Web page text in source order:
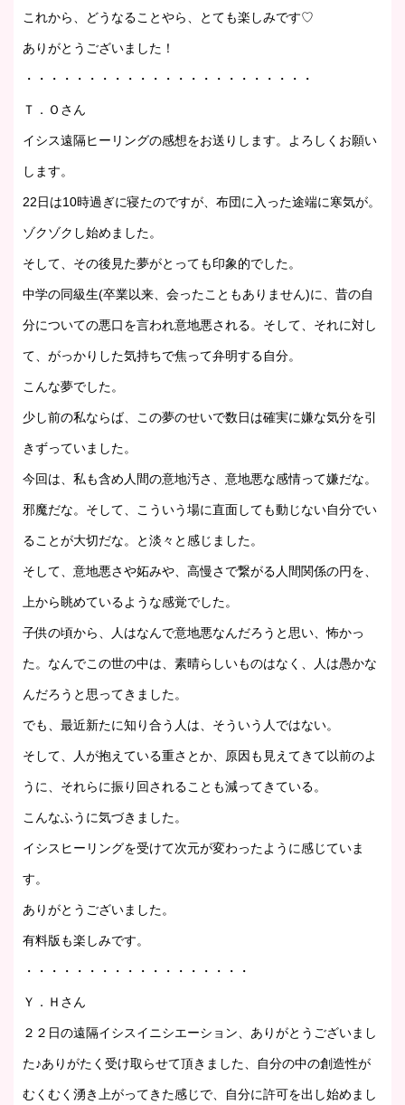
これから、どうなることやら、とても楽しみです♡
ありがとうございました！
・・・・・・・・・・・・・・・・・・・・・・・
Ｔ．Ｏさん
イシス遠隔ヒーリングの感想をお送りします。よろしくお願い
します。
22日は10時過ぎに寝たのですが、布団に入った途端に寒気が。
ゾクゾクし始めました。
そして、その後見た夢がとっても印象的でした。
中学の同級生(卒業以来、会ったこともありません)に、昔の自
分についての悪口を言われ意地悪される。そして、それに対し
て、がっかりした気持ちで焦って弁明する自分。
こんな夢でした。
少し前の私ならば、この夢のせいで数日は確実に嫌な気分を引
きずっていました。
今回は、私も含め人間の意地汚さ、意地悪な感情って嫌だな。
邪魔だな。そして、こういう場に直面しても動じない自分でい
ることが大切だな。と淡々と感じました。
そして、意地悪さや妬みや、高慢さで繋がる人間関係の円を、
上から眺めているような感覚でした。
子供の頃から、人はなんで意地悪なんだろうと思い、怖かっ
た。なんでこの世の中は、素晴らしいものはなく、人は愚かな
んだろうと思ってきました。
でも、最近新たに知り合う人は、そういう人ではない。
そして、人が抱えている重さとか、原因も見えてきて以前のよ
うに、それらに振り回されることも減ってきている。
こんなふうに気づきました。
イシスヒーリングを受けて次元が変わったように感じていま
す。
ありがとうございました。
有料版も楽しみです。
・・・・・・・・・・・・・・・・・・
Ｙ．Ｈさん
２２日の遠隔イシスイニシエーション、ありがとうございまし
た♪ありがたく受け取らせて頂きました、自分の中の創造性が
むくむく湧き上がってきた感じで、自分に許可を出し始めまし